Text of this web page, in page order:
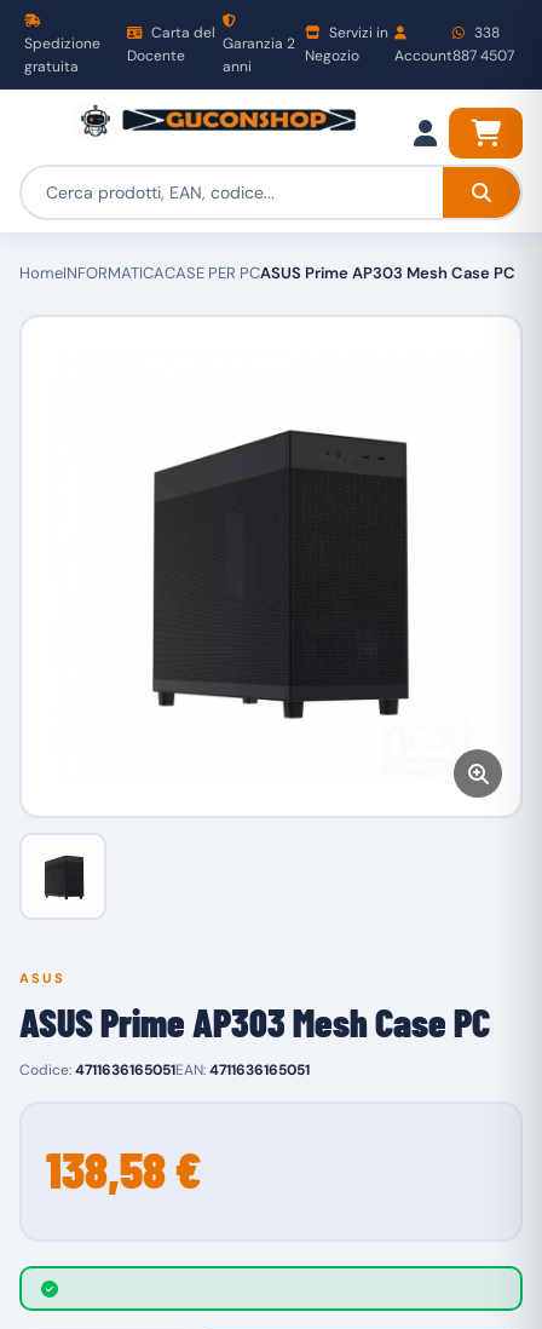
Spedizione
gratuita
Carta del
Docente
Garanzia 2
anni
Servizi in
Negozio
Account
338
887 4507
HomeINFORMATICACASE PER PCASUS Prime AP303 Mesh Case PC
ASUS
ASUS Prime AP303 Mesh Case PC
Codice:4711636165051EAN:4711636165051
138,58 €